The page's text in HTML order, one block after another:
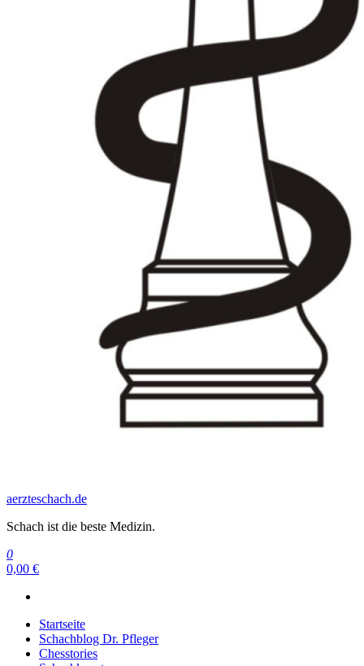
aerzteschach.de
Schach ist die beste Medizin.
0
0,00 €
Startseite
Schachblog Dr. Pfleger
Chesstories